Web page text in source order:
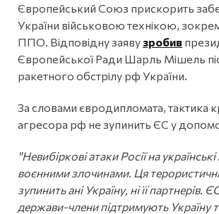
Європейський Союз прискорить
України військовою технікою,
ППО. Відповідну заяву зробив
Європейської Ради Шарль Мішель
ракетного обстрілу рф України.
За словами євродипломата, тактика
агресора рф не зупинить ЄС у
"Невибіркові атаки Росії на українські
воєнними злочинами. Ця
зупинить ані Україну, ні її партнерів.
держави-члени підтримують Україну